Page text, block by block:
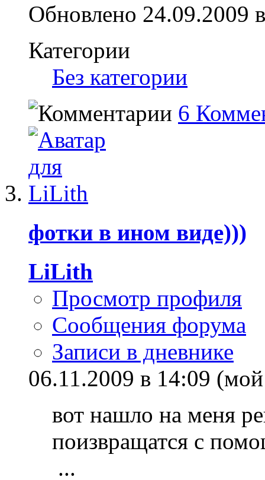
Обновлено 24.09.2009
Категории
Без категории
6
фотки в ином виде)))
LiLith
Просмотр профиля
Сообщения форума
Записи в дневнике
06.11.2009 в 14:09
вот нашло на меня
поизвращатся с
...